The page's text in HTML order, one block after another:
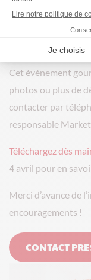
Relation
Chers partenaires,
Cet événement
photos ou plus de
contacter par
responsable
Téléchargez dès
4 avril pour en
Merci d’avance de
encouragements !
CONTACT